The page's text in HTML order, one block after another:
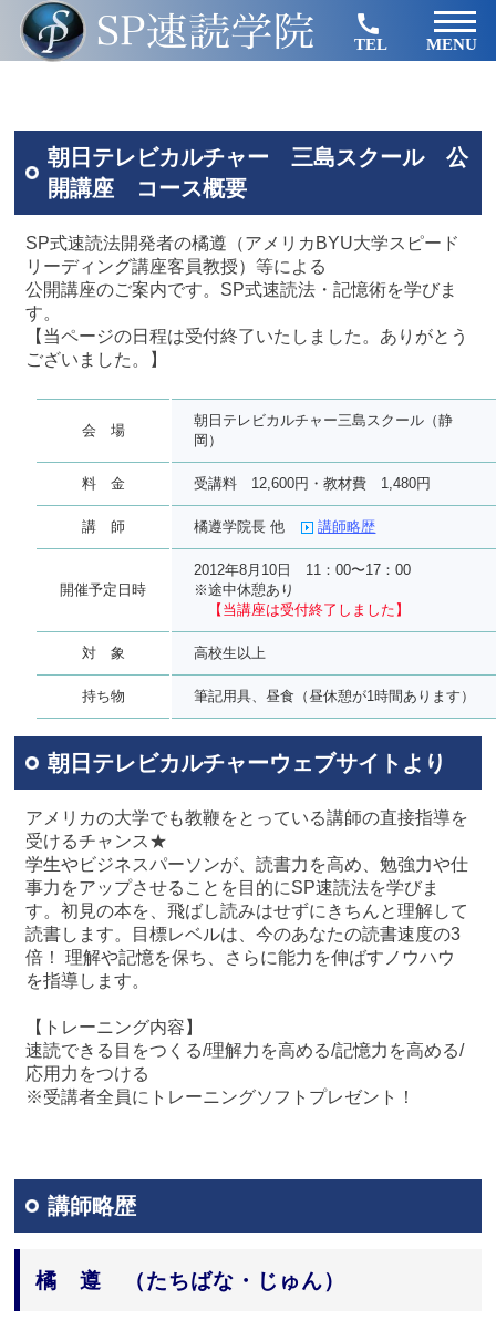
TEL MENU
朝日テレビカルチャー 三島スクール 公
開講座 コース概要
SP式速読法開発者の橘遵（アメリカBYU大学スピード
リーディング講座客員教授）等による
公開講座のご案内です。SP式速読法・記憶術を学びま
す。
【当ページの日程は受付終了いたしました。ありがとう
ございました。】
会 場
朝日テレビカルチャー三島スクール（静
岡）
料 金 受講料 12,600円・教材費 1,480円
講 師 橘遵学院長 他 講師略歴
開催予定日時
2012年8月10日 11：00〜17：00
※途中休憩あり
【当講座は受付終了しました】
対 象 高校生以上
持ち物 筆記用具、昼食（昼休憩が1時間あります）
朝日テレビカルチャーウェブサイトより
アメリカの大学でも教鞭をとっている講師の直接指導を
受けるチャンス★
学生やビジネスパーソンが、読書力を高め、勉強力や仕
事力をアップさせることを目的にSP速読法を学びま
す。初見の本を、飛ばし読みはせずにきちんと理解して
読書します。目標レベルは、今のあなたの読書速度の3
倍！ 理解や記憶を保ち、さらに能力を伸ばすノウハウ
を指導します。
【トレーニング内容】
速読できる目をつくる/理解力を高める/記憶力を高める/
応用力をつける
※受講者全員にトレーニングソフトプレゼント！
講師略歴
橘 遵 （たちばな・じゅん）